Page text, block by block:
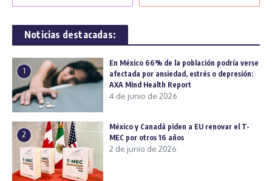
Noticias destacadas:
1
En México 66% de la población podría verse
afectada por ansiedad, estrés o depresión:
AXA Mind Health Report
4 de junio de 2026
2
México y Canadá piden a EU renovar el T-
MEC por otros 16 años
2 de junio de 2026